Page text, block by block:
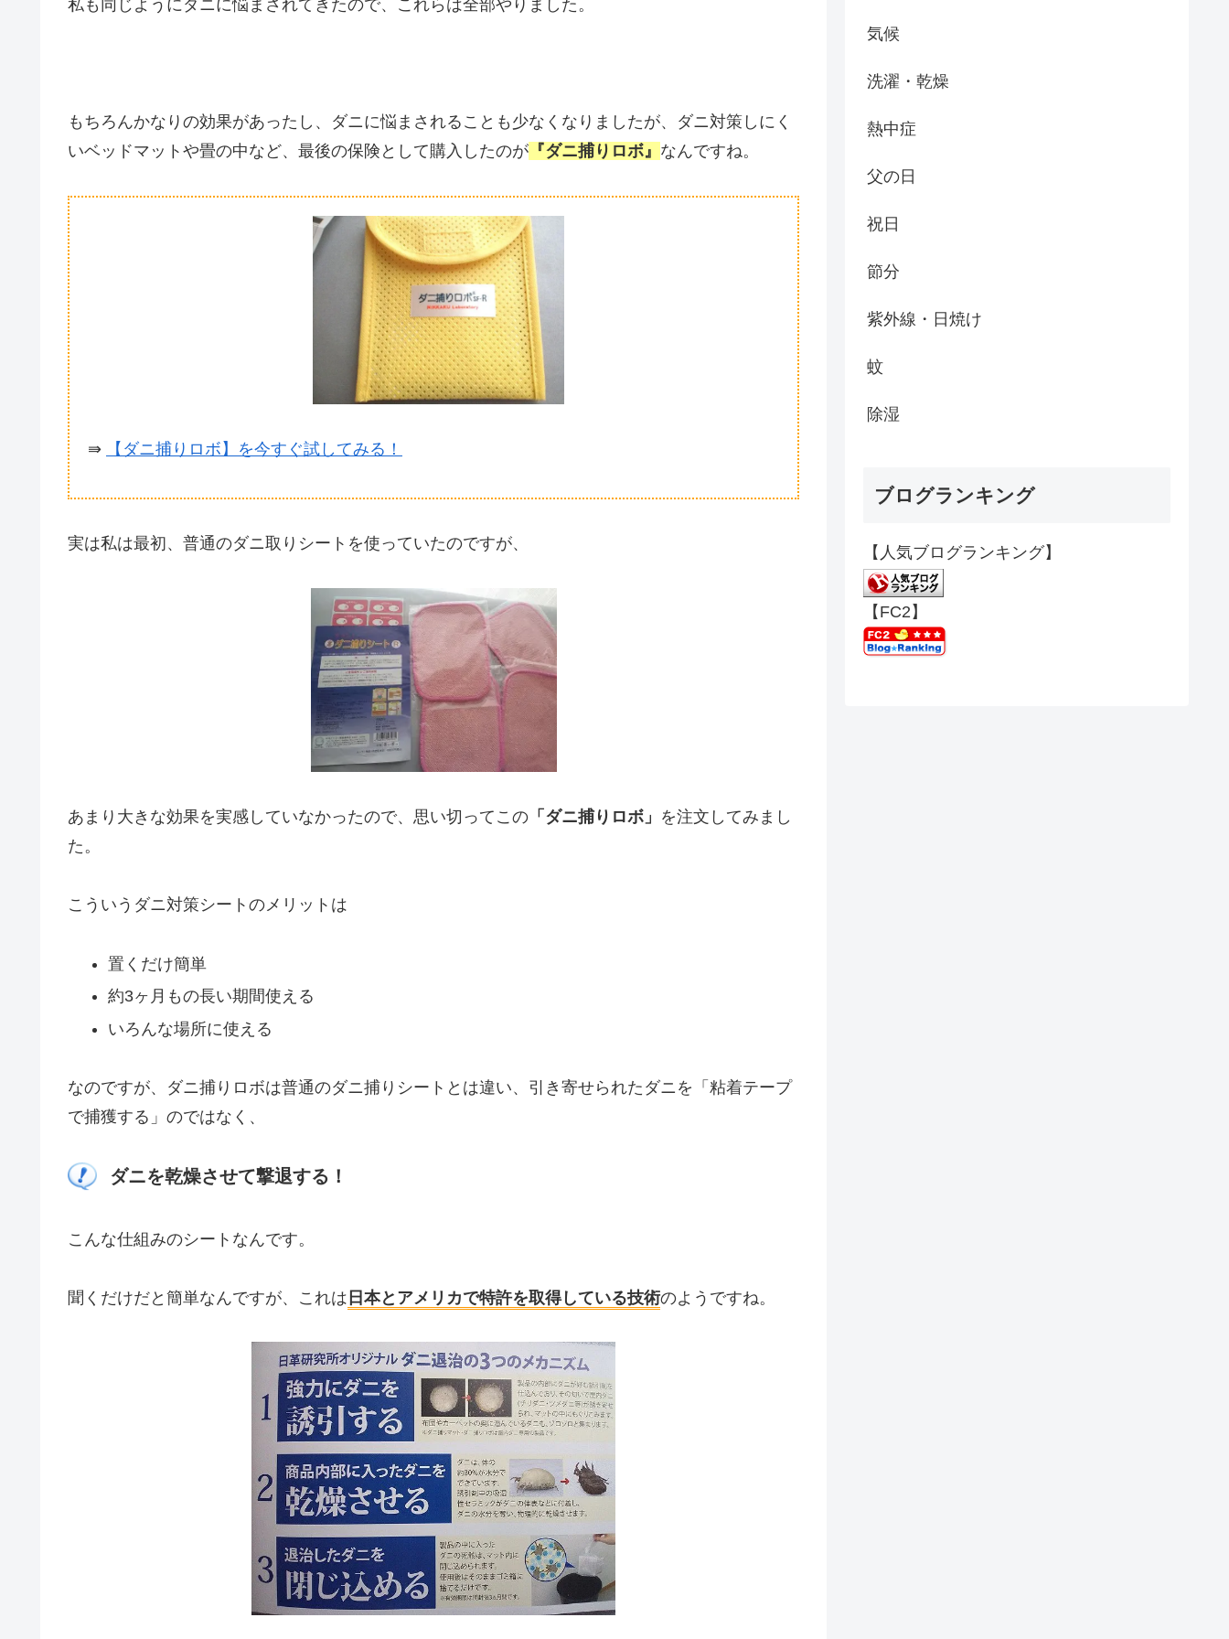
私も同じようにダニに悩まされてきたので、これらは全部やりました。
もちろんかなりの効果があったし、ダニに悩まされることも少なくなりましたが、ダニ対策しにく
いベッドマットや畳の中など、最後の保険として購入したのが 『ダニ捕りロボ』 なんですね。
⇛ 【ダニ捕りロボ】を今すぐ試してみる！
実は私は最初、普通のダニ取りシートを使っていたのですが、
あまり大きな効果を実感していなかったので、思い切ってこの 「ダニ捕りロボ」 を注文してみまし
た。
こういうダニ対策シートのメリットは
置くだけ簡単
約3ヶ月もの長い期間使える
いろんな場所に使える
なのですが、ダニ捕りロボは普通のダニ捕りシートとは違い、引き寄せられたダニを「粘着テープ
で捕獲する」のではなく、
ダニを乾燥させて撃退する！
こんな仕組みのシートなんです。
聞くだけだと簡単なんですが、これは 日本とアメリカで特許を取得している技術のようですね。
気候
洗濯・乾燥
熱中症
父の日
祝日
節分
紫外線・日焼け
蚊
除湿
ブログランキング
【人気ブログランキング】
【FC2】